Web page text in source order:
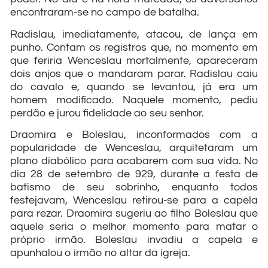
encontraram-se no campo de batalha.
Radislau, imediatamente, atacou, de lança em
punho. Contam os registros que, no momento em
que feriria Wenceslau mortalmente, apareceram
dois anjos que o mandaram parar. Radislau caiu
do cavalo e, quando se levantou, já era um
homem modificado. Naquele momento, pediu
perdão e jurou fidelidade ao seu senhor.
Draomira e Boleslau, inconformados com a
popularidade de Wenceslau, arquitetaram um
plano diabólico para acabarem com sua vida. No
dia 28 de setembro de 929, durante a festa de
batismo de seu sobrinho, enquanto todos
festejavam, Wenceslau retirou-se para a capela
para rezar. Draomira sugeriu ao filho Boleslau que
aquele seria o melhor momento para matar o
próprio irmão. Boleslau invadiu a capela e
apunhalou o irmão no altar da igreja.